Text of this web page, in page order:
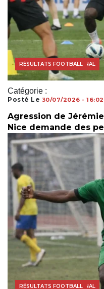
Catégorie :
FOOTBALL INTERNATIONAL
RÉSULTATS FOOTBALL
Posté Le 30/07/2026 - 16:02
Agression de
Nice demande des
COUPE DU MONDE
FOOTBALL INTERNATIONAL
RÉSULTATS FOOTBALL